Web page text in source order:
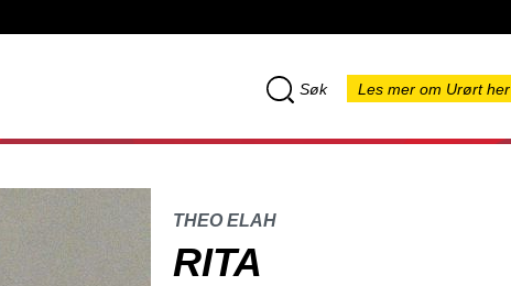
Søk Les mer om Urørt her
THEO ELAH
RITA